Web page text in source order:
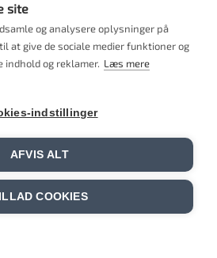
site
og analysere oplysninger på
at give de sociale medier funktioner og
og reklamer. Læs mere
indstillinger
AFVIS ALT
COOKIES